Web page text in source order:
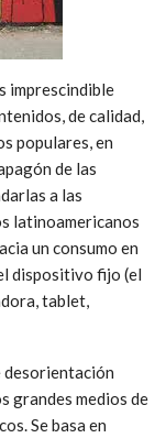
imprescindible
de calidad,
populares, en
de las
a las
latinoamericanos
un consumo en
dispositivo fijo (el
tablet,
desorientación
grandes medios de
Se basa en